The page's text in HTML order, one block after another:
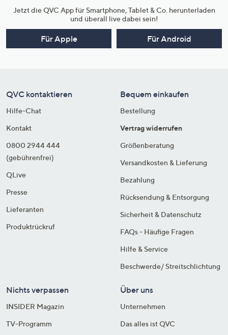
Jetzt die QVC App für Smartphone, Tablet & Co. herunterladen
und überall live dabei sein!
Für Apple Für Android
QVC kontaktieren
Hilfe-Chat
Kontakt
0800 2944 444
(gebührenfrei)
QLive
Presse
Lieferanten
Produktrückruf
Bequem einkaufen
Bestellung
Vertrag widerrufen
Größenberatung
Versandkosten & Lieferung
Bezahlung
Rücksendung & Entsorgung
Sicherheit & Datenschutz
FAQs - Häufige Fragen
Hilfe & Service
Beschwerde/ Streitschlichtung
Nichts verpassen
INSIDER Magazin
TV-Programm
Über uns
Unternehmen
Das alles ist QVC